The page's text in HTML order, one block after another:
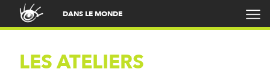
DANS LE MONDE
LES ATELIERS